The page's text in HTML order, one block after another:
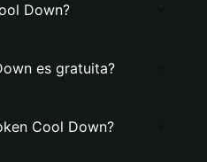
Down?
es gratuita?
Cool Down?